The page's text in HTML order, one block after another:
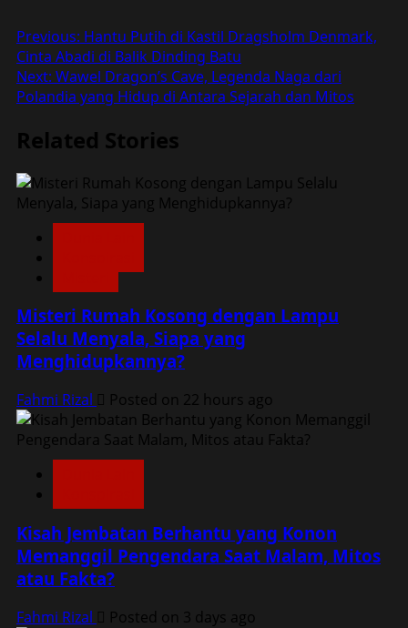
Post
navigation
Previous: Hantu Putih di Kastil Dragsholm Denmark,
Cinta Abadi di Balik Dinding Batu
Next: Wawel Dragon’s Cave, Legenda Naga dari
Polandia yang Hidup di Antara Sejarah dan Mitos
Related Stories
Misteri Rumah Kosong dengan Lampu
Selalu Menyala, Siapa yang
Menghidupkannya?
Fahmi Rizal Posted on 22 hours ago
Kisah Jembatan Berhantu yang Konon
Memanggil Pengendara Saat Malam, Mitos
atau Fakta?
Fahmi Rizal Posted on 3 days ago